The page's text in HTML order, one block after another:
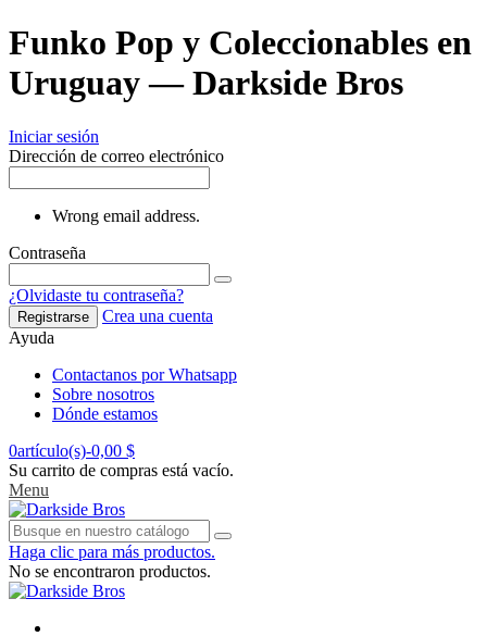
Funko Pop y Coleccionables en
Uruguay — Darkside Bros
Iniciar sesión
Dirección de correo electrónico
Wrong email address.
Contraseña
¿Olvidaste tu contraseña?
Registrarse
Crea una cuenta
Ayuda
Contactanos por Whatsapp
Sobre nosotros
Dónde estamos
0artículo(s)-0,00 $
Su carrito de compras está vacío.
Menu
Haga clic para más productos.
No se encontraron productos.